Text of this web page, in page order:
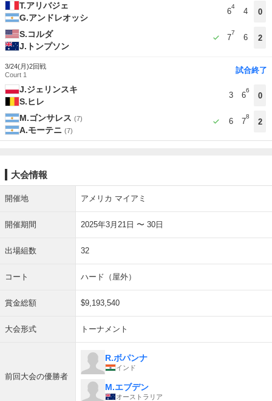
T.アリバジェ
G.アンドレオッシ
6
4
4 0
S.コルダ
J.トンプソン
7
7
6 2
3/24(月)2回戦
Court 1
試合終了
J.ジェリンスキ
S.ヒレ
3 6
6
0
M.ゴンサレス (7)
A.モーテニ (7)
6 7
8
2
大会情報
開催地 アメリカ マイアミ
開催期間 2025年3月21日 〜 30日
出場組数 32
コート ハード（屋外）
賞金総額 $9,193,540
大会形式 トーナメント
前回大会の優勝者
R.ボパンナ
インド
M.エブデン
オーストラリア